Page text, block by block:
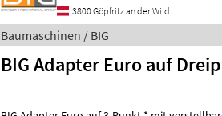
3800 Göpfritz an der Wild
Baumaschinen / BIG
BIG Adapter Euro auf